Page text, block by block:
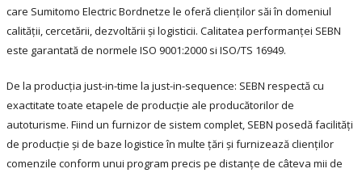
care Sumitomo Electric Bordnetze le oferă clienţilor săi în domeniul
calităţii, cercetării, dezvoltării şi logisticii. Calitatea performanţei SEBN
este garantată de normele ISO 9001:2000 si ISO/TS 16949.
De la producţia just-in-time la just-in-sequence: SEBN respectă cu
exactitate toate etapele de producţie ale producătorilor de
autoturisme. Fiind un furnizor de sistem complet, SEBN posedă facilităţi
de producţie şi de baze logistice în multe ţări şi furnizează clienţilor
comenzile conform unui program precis pe distanţe de câteva mii de